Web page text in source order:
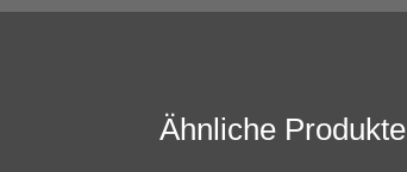
Ähnliche Produkte